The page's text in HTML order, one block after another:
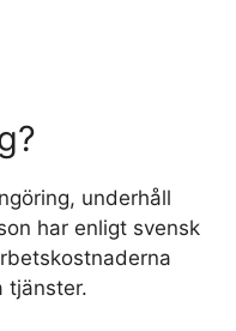
underhåll
har enligt svensk
tjänster.